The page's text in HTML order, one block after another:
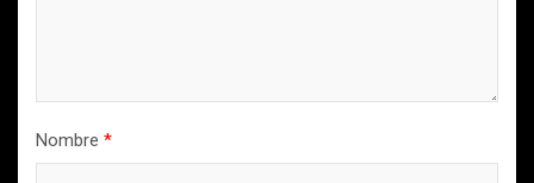
Nombre *